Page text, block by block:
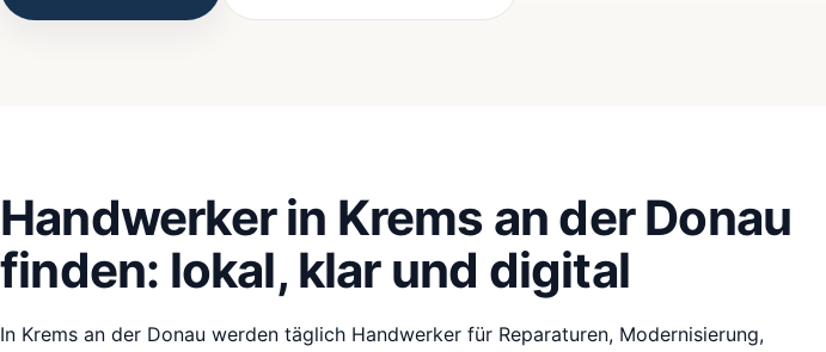
Handwerker in Krems an der Donau
finden: lokal, klar und digital
In Krems an der Donau werden täglich Handwerker für Reparaturen, Modernisierung,